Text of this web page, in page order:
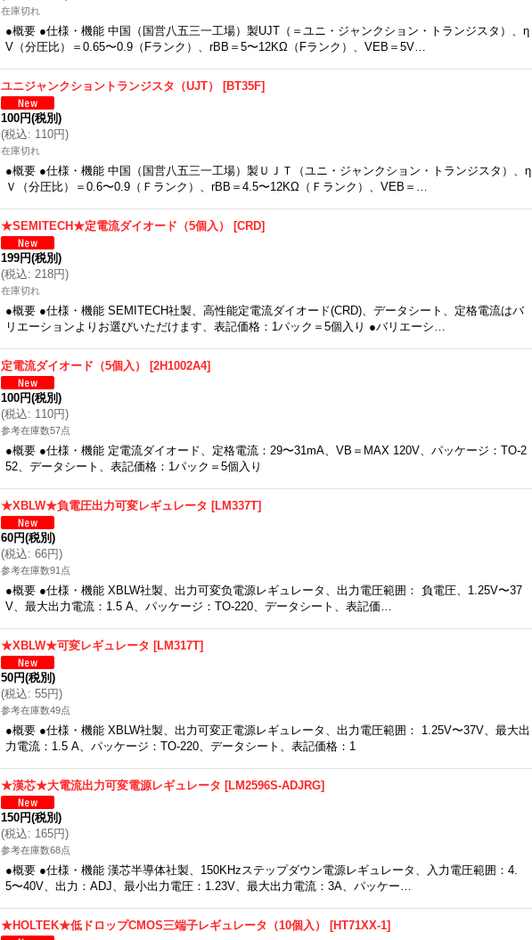
在庫切れ
●概要 ●仕様・機能 中国（国営八五三一工場）製UJT（＝ユニ・ジャンクション・トランジスタ）、η
V（分圧比）＝0.65〜0.9（Fランク）、rBB＝5〜12KΩ（Fランク）、VEB＝5V…
ユニジャンクショントランジスタ（UJT） [BT35F]
100円(税別)
(税込: 110円)
在庫切れ
●概要 ●仕様・機能 中国（国営八五三一工場）製ＵＪＴ（ユニ・ジャンクション・トランジスタ）、η
Ｖ（分圧比）＝0.6〜0.9（Ｆランク）、rBB＝4.5〜12KΩ（Ｆランク）、VEB＝…
★SEMITECH★定電流ダイオード（5個入） [CRD]
199円(税別)
(税込: 218円)
在庫切れ
●概要 ●仕様・機能 SEMITECH社製、高性能定電流ダイオード(CRD)、データシート、定格電流はバ
リエーションよりお選びいただけます、表記価格：1パック＝5個入り ●バリエーシ…
定電流ダイオード（5個入） [2H1002A4]
100円(税別)
(税込: 110円)
参考在庫数57点
●概要 ●仕様・機能 定電流ダイオード、定格電流：29〜31mA、VB＝MAX 120V、パッケージ：TO-2
52、データシート、表記価格：1パック＝5個入り
★XBLW★負電圧出力可変レギュレータ [LM337T]
60円(税別)
(税込: 66円)
参考在庫数91点
●概要 ●仕様・機能 XBLW社製、出力可変负電源レギュレータ、出力電圧範囲： 負電圧、1.25V〜37
V、最大出力電流：1.5 A、パッケージ：TO-220、データシート、表記価…
★XBLW★可変レギュレータ [LM317T]
50円(税別)
(税込: 55円)
参考在庫数49点
●概要 ●仕様・機能 XBLW社製、出力可変正電源レギュレータ、出力電圧範囲： 1.25V〜37V、最大出
力電流：1.5 A、パッケージ：TO-220、データシート、表記価格：1
★漢芯★大電流出力可変電源レギュレータ [LM2596S-ADJRG]
150円(税別)
(税込: 165円)
参考在庫数68点
●概要 ●仕様・機能 漢芯半導体社製、150KHzステップダウン電源レギュレータ、入力電圧範囲：4.
5〜40V、出力：ADJ、最小出力電圧：1.23V、最大出力電流：3A、パッケー…
★HOLTEK★低ドロップCMOS三端子レギュレータ（10個入） [HT71XX-1]